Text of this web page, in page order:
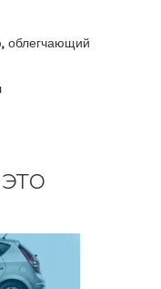
облегчающий